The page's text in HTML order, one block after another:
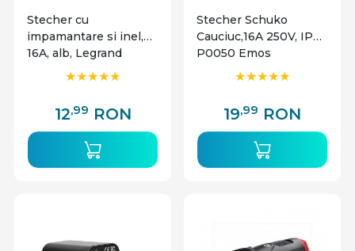
Stecher cu
impamantare si inel,
16A, alb, Legrand
12,99 RON
Stecher Schuko
Cauciuc,16A 250V, IP44
P0050 Emos
19,99 RON